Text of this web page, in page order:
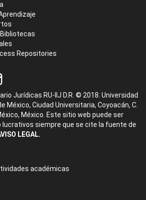
Repositories
Jurídicas RU-IIJ D.R. © 2018. Universidad
México, Ciudad Universitaria, Coyoacán, C.
México. Este sitio web puede ser
lucrativos siempre que se cite la fuente de
LEGAL.
académicas